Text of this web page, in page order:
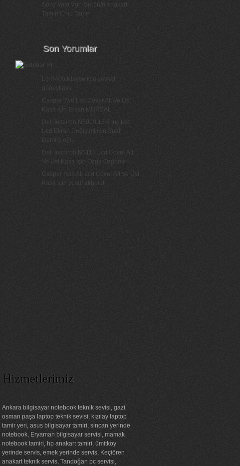
Sony Vaio Vgn-Sr45h/n Anakart
Tamiri Chip Tamiri
Son Yorumlar
Lg R400 Klavye için
şevket
güneykaya
Casper Tw8 Lcd Cover Alt Ve Üst
Kasa
için
Erkan MURSAL
Dell Inspiron N5010 15.6 İnç Lcd
Led Ekran Değişimi
Suat
Demircioğlu
Dell İnspiron N5110 Lcd Cover Alt
Ve Üst Kasa
için
Özge Özdemir
Casper H36 Ati Lcd Cover Alt Ve Üst
Kasa
için yusuf akbulut
Hizmetlerimiz
Ankara bilgisayar notebook teknik sevisi, gazi
osman paşa laptop teknik sevisi, kızılay laptop
tamir yeri, asus bilgisayar tamiri, sincan yerinde
notebook, Eryaman bilgisayar servisi, mamak
notebook tamiri, hp anakart tamiri, ümitköy
yerinde servis, emek yerinde servis, Keçiören
anakart teknik servis, Tandoğan pc servisi,